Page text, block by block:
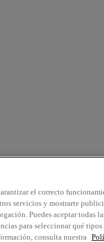
el correcto
servicios y mostrarte
Puedes aceptar todas
para seleccionar qué tipos
consulta nuestra